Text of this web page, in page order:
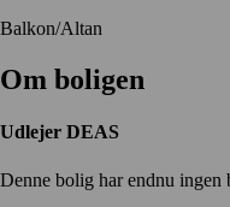
Balkon/Altan
Om boligen
Udlejer DEAS
Denne bolig har endnu ingen